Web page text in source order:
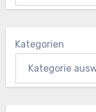
Kategorien